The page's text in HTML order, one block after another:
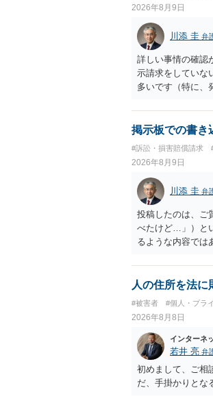
2026年8月9日
川添 圭 弁
詳しい事情の確認
示請求をしていな
多いです（特に、
掲示板での書き
#訴訟・損害賠償請求
2026年8月9日
川添 圭 弁
投稿したのは、ご
べたけど…」）と
るような内容では
ていない何らかの
とは不適当と思わ
人の住所を法に
#被害者 #個人・プラ
2026年8月8日
インターネ
若井 亮 弁
初めまして、ご相
だ、手掛かりとな